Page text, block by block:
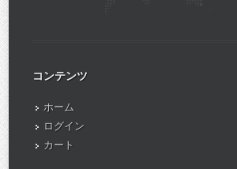
コンテンツ
ホーム
ログイン
カート